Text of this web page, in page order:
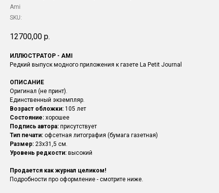
Ami
SKU:
12700,00 р.
ИЛЛЮСТРАТОР - AMI
Редкий выпуск модного приложения к газете La Petit Journal
ОПИСАНИЕ
Оригинал (не принт).
Единственный экземпляр.
Возраст обложки: 105 лет
Состояние: хорошее
Подпись автора: присутствует
Тип печати: офсетная литография (бумага газетная)
Размер: 23х31,5 см.
Уровень редкости: высокий
Продается как журнал целиком!
Подробности про оформление - смотрите ниже.